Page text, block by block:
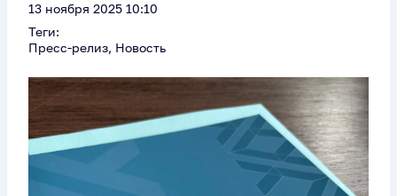
13 ноября 2025 10:10
Теги:
Пресс-релиз, Новость